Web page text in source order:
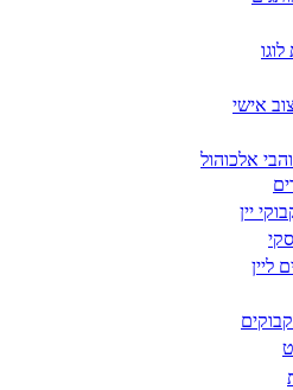
אישי
אלכוהול
יין
ליין